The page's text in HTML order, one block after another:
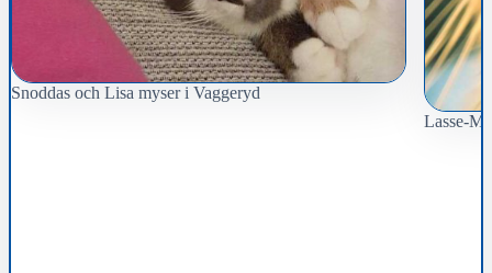
Snoddas och Lisa myser i Vaggeryd
Lasse-